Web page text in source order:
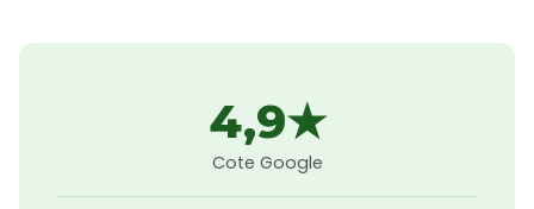
4,9★
Cote Google